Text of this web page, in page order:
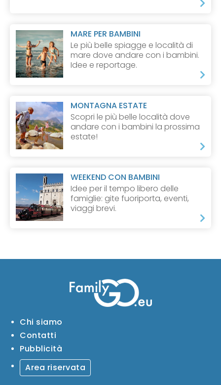
MARE PER BAMBINI
Le più belle spiagge e località di
mare dove andare con i bambini.
Idee e reportage.
MONTAGNA ESTATE
Scopri le più belle località dove
andare con i bambini la prossima
estate!
WEEKEND CON BAMBINI
Idee per il tempo libero delle
famiglie: gite fuoriporta, eventi,
viaggi brevi.
Chi siamo
Contatti
Pubblicità
Area riservata